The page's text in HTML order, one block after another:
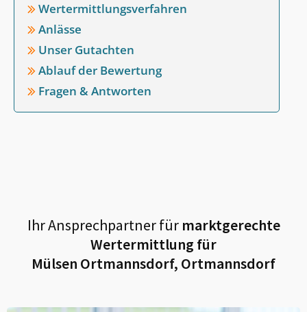
Wertermittlungsverfahren
Anlässe
Unser Gutachten
Ablauf der Bewertung
Fragen & Antworten
Ihr Ansprechpartner fürmarktgerechte
Wertermittlung für
Mülsen Ortmannsdorf, Ortmannsdorf